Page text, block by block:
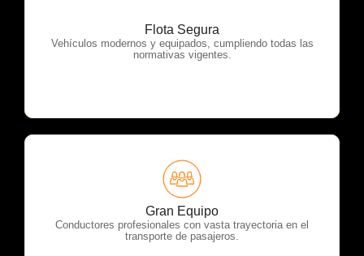
Flota Segura
Vehículos modernos y equipados, cumpliendo todas las
normativas vigentes.
OTP Servicios
Gran Equipo
Conductores profesionales con vasta trayectoria en el
transporte de pasajeros.
OTP Servicios